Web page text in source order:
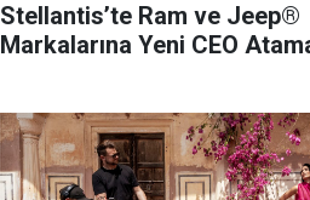
Stellantis’te Ram ve Jeep®
Markalarına Yeni CEO